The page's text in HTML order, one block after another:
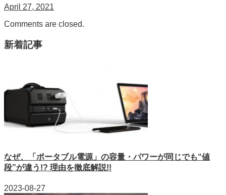
April 27, 2021
Comments are closed.
新着記事
なぜ、「ポータブル電源」の容量・パワーが同じでも“値
段”が違う!? 理由を徹底解説!!
2023-08-27